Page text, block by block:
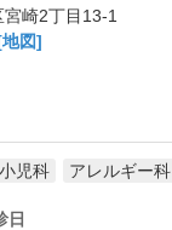
崎2丁目13-1
図]
小児科 アレルギー科
日